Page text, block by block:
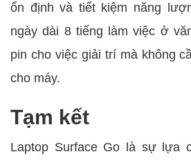
ổn định và tiết kiệm năng
ngày dài 8 tiếng làm việc ở
pin cho việc giải trí mà không
cho máy.
Tạm kết
Laptop Surface Go là sự lựa